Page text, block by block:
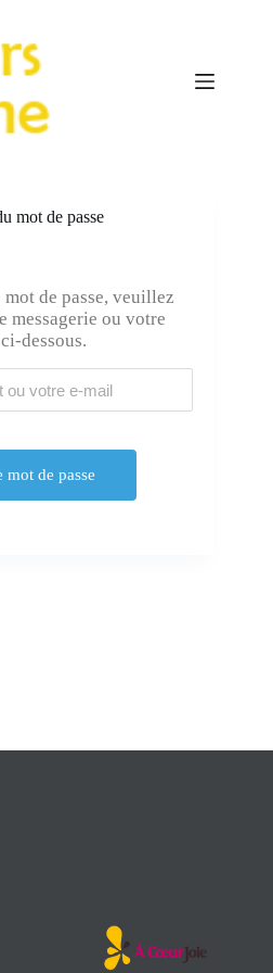
mot de passe
de passe, veuillez
messagerie ou votre
dessous.